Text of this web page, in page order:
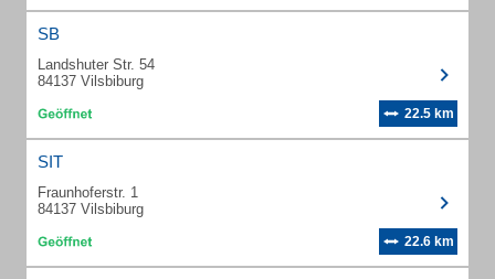
SB
Landshuter Str. 54
84137 Vilsbiburg
22.5 km
SIT
Fraunhoferstr. 1
84137 Vilsbiburg
22.6 km